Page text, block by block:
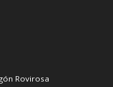
Rovirosa